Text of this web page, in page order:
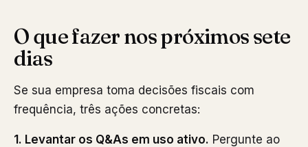
O que fazer nos próximos sete
dias
Se sua empresa toma decisões fiscais com
frequência, três ações concretas:
1. Levantar os Q&As em uso ativo. Pergunte ao